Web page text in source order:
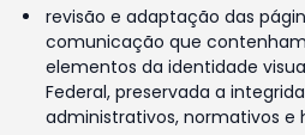
revisão e adaptação das
comunicação que
elementos da identidade
Federal, preservada a
administrativos, normativos e